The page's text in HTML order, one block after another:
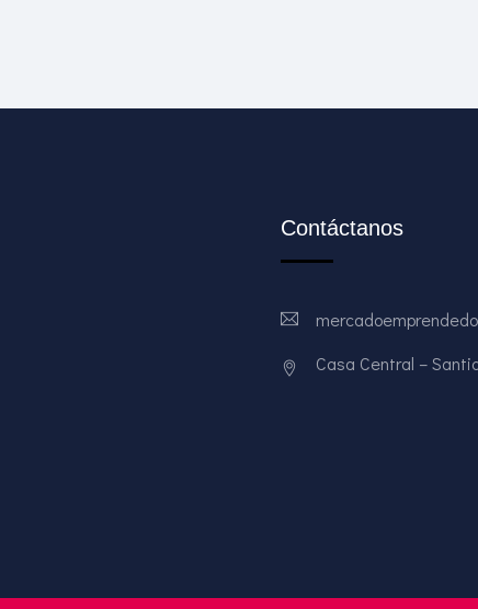
Contáctanos
Casa Central –